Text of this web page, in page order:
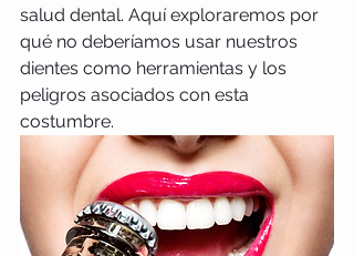
salud dental. Aquí exploraremos por
qué no deberíamos usar nuestros
dientes como herramientas y los
peligros asociados con esta
costumbre.